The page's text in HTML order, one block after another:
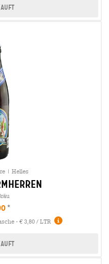
| Helles
- € 3,80 / LTR